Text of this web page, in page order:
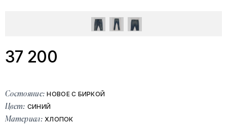
37 200
Состояние: НОВОЕ С БИРКОЙ
Цвет: СИНИЙ
Материал: ХЛОПОК